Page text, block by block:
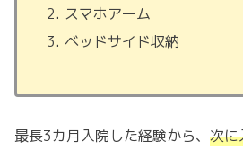
スマホアーム
ベッドサイド収納
最長3カ月入院した経験から、 次に